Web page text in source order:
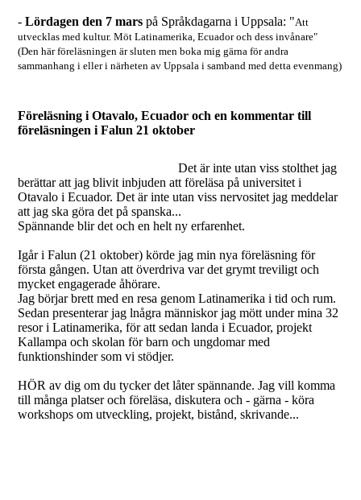
-Lördagen den 7 mars på Språkdagarna i Uppsala: "Att
utvecklas med kultur. Möt Latinamerika, Ecuador och dess invånare"
(Den här föreläsningen är sluten men boka mig gärna för andra
sammanhang i eller i närheten av Uppsala i samband med detta evenmang)
Föreläsning i Otavalo, Ecuador och en kommentar till
föreläsningen i Falun 21 oktober
Det är inte utan viss stolthet jag
berättar att jag blivit inbjuden att föreläsa på universitet i
Otavalo i Ecuador. Det är inte utan viss nervositet jag meddelar
att jag ska göra det på spanska...
Spännande blir det och en helt ny erfarenhet.
Igår i Falun (21 oktober) körde jag min nya föreläsning för
första gången. Utan att överdriva var det grymt treviligt och
mycket engagerade åhörare.
Jag börjar brett med en resa genom Latinamerika i tid och rum.
Sedan presenterar jag lnågra människor jag mött under mina 32
resor i Latinamerika, för att sedan landa i Ecuador, projekt
Kallampa och skolan för barn och ungdomar med
funktionshinder som vi stödjer.
HÖR av dig om du tycker det låter spännande. Jag vill komma
till många platser och föreläsa, diskutera och - gärna - köra
workshops om utveckling, projekt, bistånd, skrivande...